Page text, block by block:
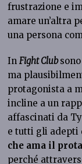
frustrazione e
amare un’altra
una persona
InFight Club
ma
protagonista a
incline a un
affascinati da
e tutti gli adepti
che ama il
perché